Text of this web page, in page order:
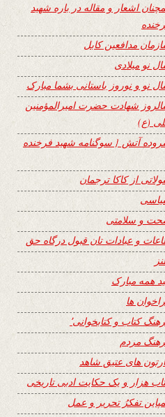
اشعار و مقاله در باره شهید
مدافعین کابل
نو میلادی
نو و نوروز باستانی بشما مبارک
شهادت حضرت امیرالمؤمنین
(ع)
آتش { سوگنامه شهید فرخنده
از کاکا ترجمان
و سلامتی
و عبادات تان قبول درگاه حق
همه مبارک
ها
کتاب و کتابخوانی٬
مردم
های عتیق شاهد
هزار و یک حکایت ادبی تاریخی
تفکرُ تحریر و عمل